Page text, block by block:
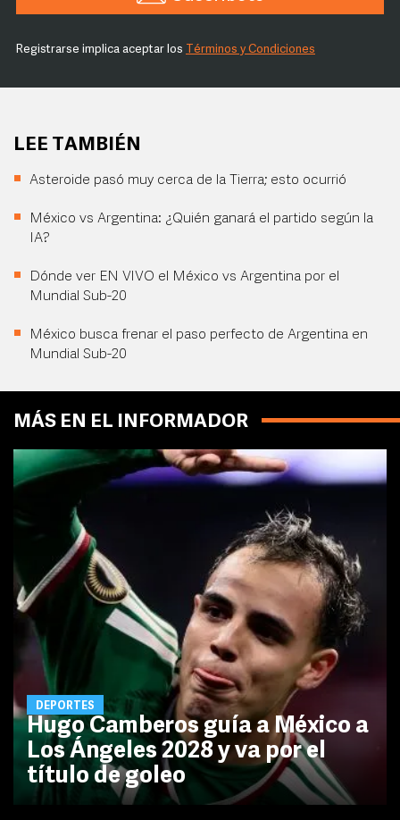
Registrarse implica aceptar los Términos y Condiciones
LEE TAMBIÉN
Asteroide pasó muy cerca de la Tierra; esto ocurrió
México vs Argentina: ¿Quién ganará el partido según la
IA?
Dónde ver EN VIVO el México vs Argentina por el
Mundial Sub-20
México busca frenar el paso perfecto de Argentina en
Mundial Sub-20
MÁS EN EL INFORMADOR
DEPORTES
Hugo Camberos guía a México a
Los Ángeles 2028 y va por el
título de goleo